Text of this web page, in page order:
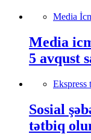
Media
Media
5 avqust
Ekspress
Sosial
tətbiq